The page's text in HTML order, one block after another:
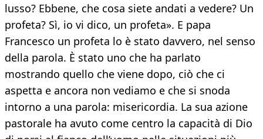
lusso? Ebbene, che cosa siete andati a vedere? Un
profeta? Sì, io vi dico, un profeta». E papa
Francesco un profeta lo è stato davvero, nel senso
della parola. È stato uno che ha parlato
mostrando quello che viene dopo, ciò che ci
aspetta e ancora non vediamo e che si snoda
intorno a una parola: misericordia. La sua azione
pastorale ha avuto come centro la capacità di Dio